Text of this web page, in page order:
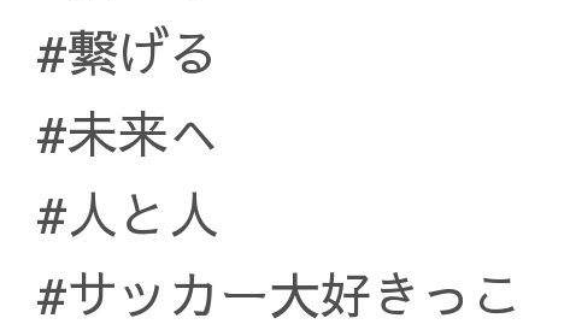
#繋げる
#未来へ
#人と人
#サッカー大好きっこ